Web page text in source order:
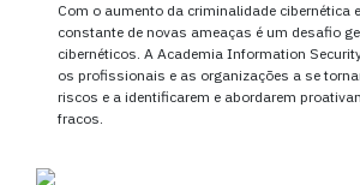
Com o aumento da criminalidade cibernética
constante de novas ameaças é um desafio
cibernéticos. A Academia Information
os profissionais e as organizações a se
riscos e a identificarem e abordarem
fracos.